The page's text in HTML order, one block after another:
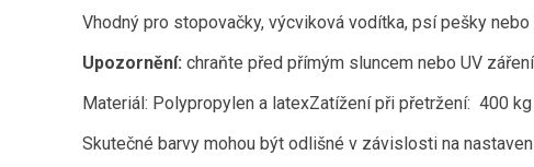
Vhodný pro stopovačky, výcviková vodítka, psí pešky nebo
Upozornění: chraňte před přímým sluncem nebo UV
Materiál: Polypropylen a latexZatížení při přetržení: 400 kg
Skutečné barvy mohou být odlišné v závislosti na